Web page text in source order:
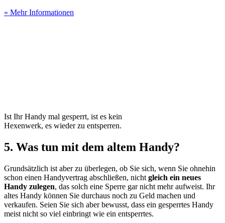
» Mehr Informationen
Ist Ihr Handy mal gesperrt, ist es kein
Hexenwerk, es wieder zu entsperren.
5. Was tun mit dem altem Handy?
Grundsätzlich ist aber zu überlegen, ob Sie sich, wenn Sie ohnehin
schon einen Handyvertrag abschließen, nicht gleich ein neues
Handy zulegen, das solch eine Sperre gar nicht mehr aufweist. Ihr
altes Handy können Sie durchaus noch zu Geld machen und
verkaufen. Seien Sie sich aber bewusst, dass ein gesperrtes Handy
meist nicht so viel einbringt wie ein entsperrtes.